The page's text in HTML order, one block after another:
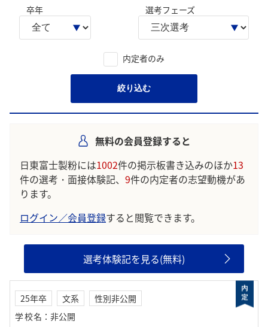
卒年
選考フェーズ
内定者のみ
絞り込む
無料の会員登録すると
日東富士製粉には1002件の掲示板書き込みのほか13
件の選考・面接体験記、 9件の内定者の志望動機があ
ります。
ログイン／会員登録すると閲覧できます。
選考体験記を見る(無料)
25年卒 文系
性別非公開
学校名 ： 非公開